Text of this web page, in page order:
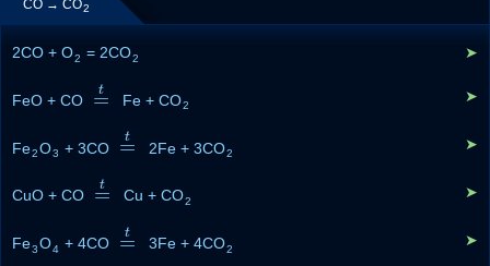
CO → CO2
2CO + O2 = 2CO2 ➤
FeO + CO =
t
=t Fe + CO2
➤
Fe2O3 + 3CO =
t
=t 2Fe + 3CO2
➤
CuO + CO =
t
=t Cu + CO2
➤
Fe3O4 + 4CO =
t
=t 3Fe + 4CO2
➤